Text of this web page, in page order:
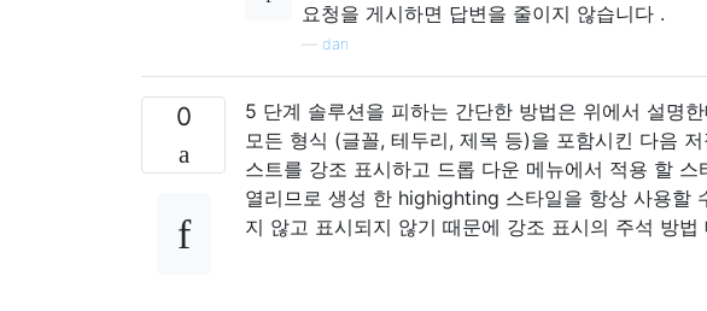
요청을 게시하면 답변을 줄이지 않습니다 .
dan
0
5 단계 솔루션을 피하는 간단한 방법은 위에서 설명
모든 형식 (글꼴, 테두리, 제목 등)을 포함시킨 다음
스트를 강조 표시하고 드롭 다운 메뉴에서 적용 할
열리므로 생성 한 highighting 스타일을 항상 사용할
지 않고 표시되지 않기 때문에 강조 표시의 주석 방